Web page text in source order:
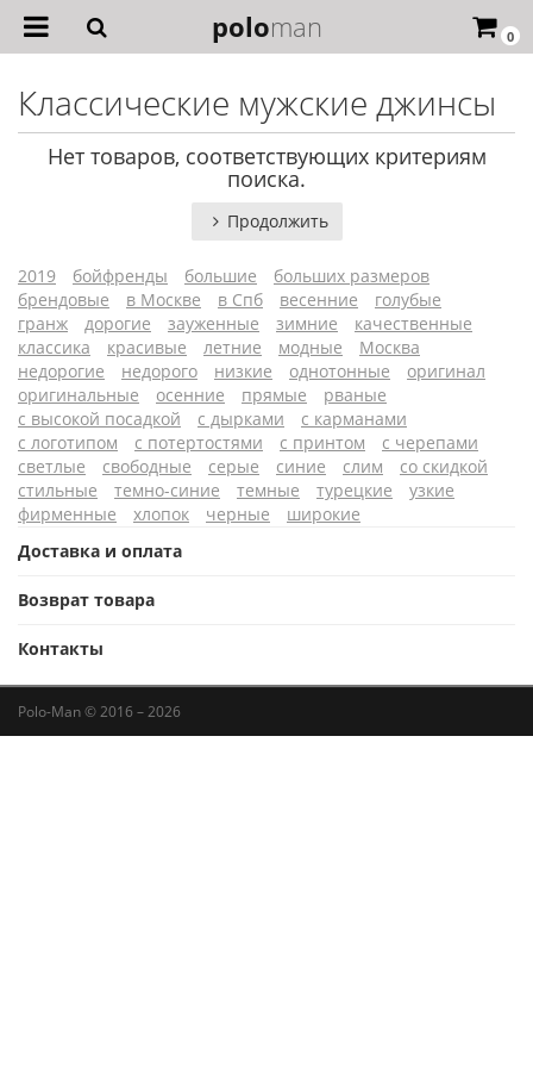
0
poloman
Классические мужские джинсы
Нет товаров, соответствующих критериям
поиска.
Продолжить
2019 бойфренды большие
больших размеров
брендовые
в Москве в Спб весенние
голубые
гранж
дорогие зауженные зимние
качественные
классика
красивые летние модные
Москва
недорогие
недорого низкие однотонные
оригинал
оригинальные
осенние прямые
рваные
с высокой посадкой
с дырками
с карманами
с логотипом
с потертостями с принтом
с черепами
светлые
свободные серые синие слим
со скидкой
стильные
темно-синие темные турецкие
узкие
фирменные
хлопок черные
широкие
Доставка и оплата
Возврат товара
Контакты
Polo-Man © 2016 – 2026